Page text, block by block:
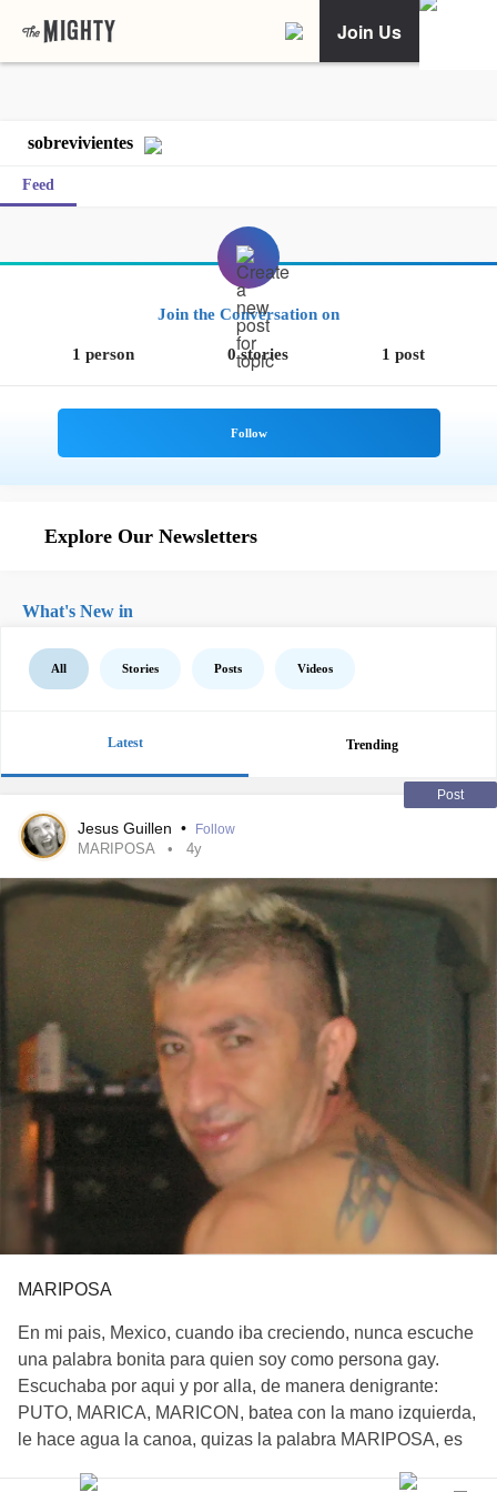
Join Us
sobrevivientes
Feed
Join the Conversation on
1 person 0 stories 1 post
Explore Our Newsletters
What's New in
All Stories Posts Videos
Latest Trending
Post
Jesus Guillen • Follow
MARIPOSA 4y
MARIPOSA
En mi pais, Mexico, cuando iba creciendo, nunca escuche
una palabra bonita para quien soy como persona gay.
Escuchaba por aqui y por alla, de manera denigrante:
PUTO, MARICA, MARICON, batea con la mano izquierda,
le hace agua la canoa, quizas la palabra MARIPOSA, es